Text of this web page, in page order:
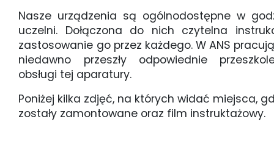
Nasze urządzenia są ogólnodostępne w
uczelni. Dołączona do nich czytelna
zastosowanie go przez każdego. W ANS
niedawno przeszły odpowiednie
obsługi tej aparatury.
Poniżej kilka zdjęć, na których widać miejsca,
zostały zamontowane oraz film instruktażowy.